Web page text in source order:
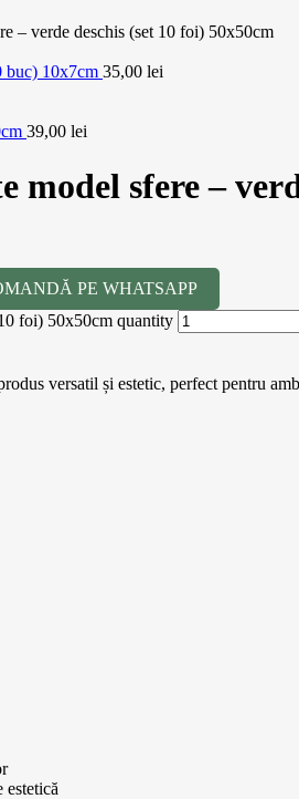
– verde deschis (set 10 foi) 50x50cm
buc) 10x7cm 35,00 lei
39,00 lei
sfere –
PE WHATSAPP
foi) 50x50cm quantity
versatil și estetic, perfect pentru
estetică